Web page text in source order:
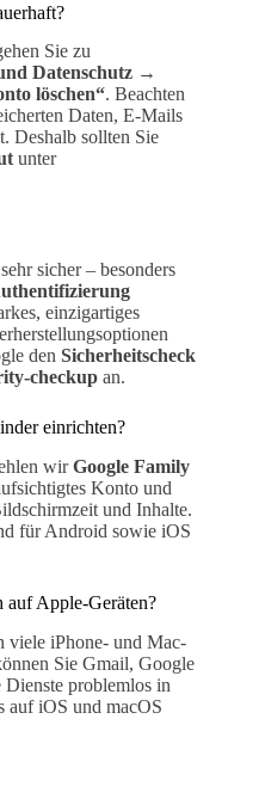
Sie zu
Datenschutz →
löschen“. Beachten
Daten, E-Mails
Deshalb sollten Sie
unter
sicher – besonders
einzigartiges
den Sicherheitscheck
checkup an.
einrichten?
wirGoogle Family
Konto und
und Inhalte.
für Android sowie iOS
Apple-Geräten?
viele iPhone- und Mac-
Sie Gmail, Google
problemlos in
auf iOS und macOS